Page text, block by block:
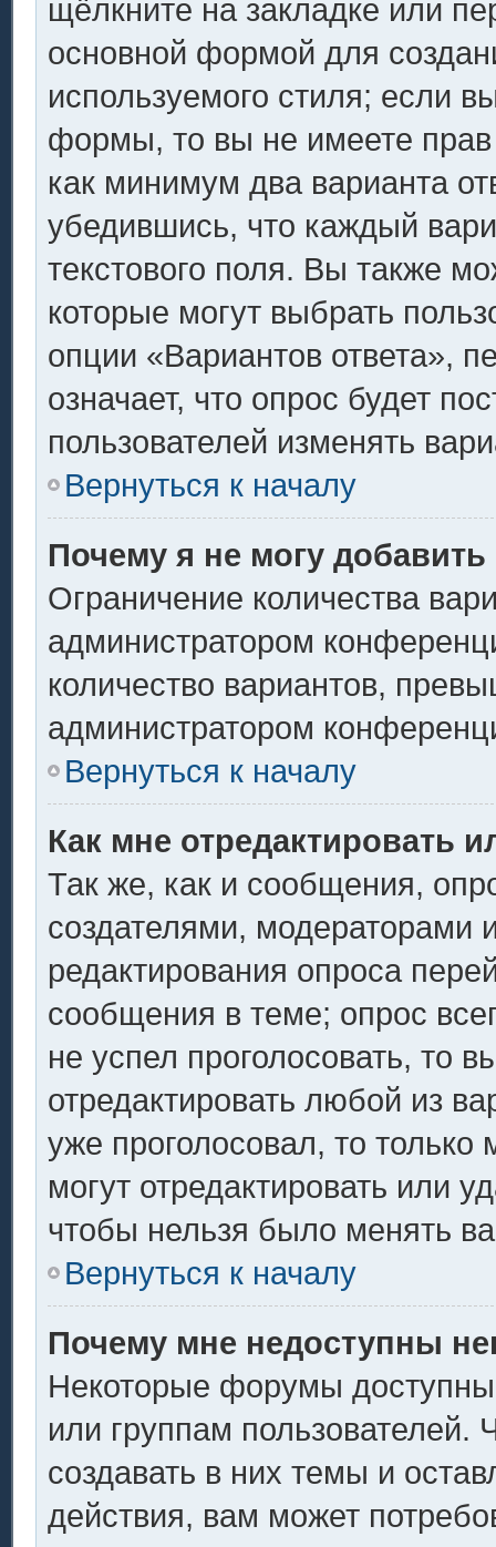
щёлкните на закладке или
основной формой для
используемого стиля; если
формы, то вы не имеете прав
как минимум два варианта
убедившись, что каждый
текстового поля. Вы также
которые могут выбрать
опции «Вариантов ответа»,
означает, что опрос будет
пользователей изменять
Вернуться к началу
Почему я не могу
Ограничение количества
администратором
количество вариантов,
администратором
Вернуться к началу
Как мне отредактировать
Так же, как и сообщения,
создателями, модераторами
редактирования опроса
сообщения в теме; опрос
не успел проголосовать, то
отредактировать любой из
уже проголосовал, то
могут отредактировать или
чтобы нельзя было менять
Вернуться к началу
Почему мне недоступны
Некоторые форумы
или группам
создавать в них темы и
действия, вам может